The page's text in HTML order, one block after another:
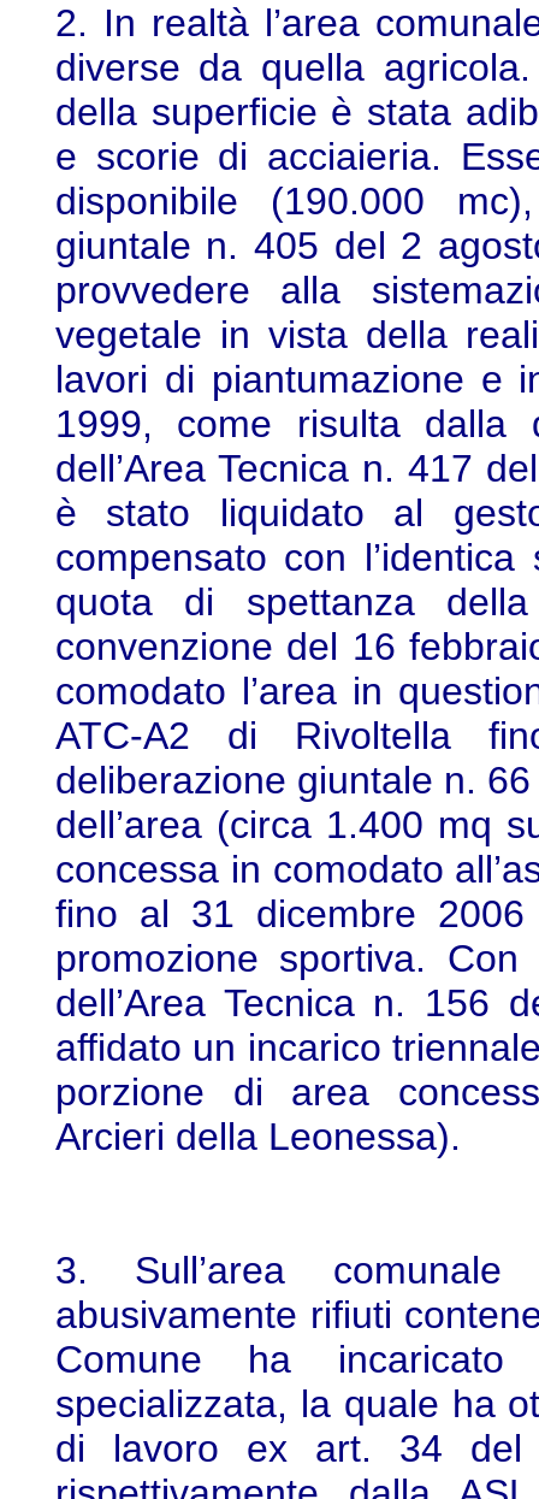
2. In realtà l’area
diverse da quella
della superficie è stata
e scorie di acciaieria.
disponibile (190.000
giuntale n. 405 del 2
provvedere alla
vegetale in vista della
lavori di piantumazione e
1999, come risulta dalla
dell’Area Tecnica n. 417
è stato liquidato al
compensato con
quota di spettanza
convenzione del 16
comodato l’area in
ATC-A2 di Rivoltella
deliberazione giuntale n.
dell’area (circa 1.400 mq
concessa in comodato
fino al 31 dicembre
promozione sportiva.
dell’Area Tecnica n. 156
affidato un incarico
porzione di area
Arcieri della Leonessa).
3. Sull’area
abusivamente rifiuti
Comune ha
specializzata, la quale ha
di lavoro ex art. 34 del